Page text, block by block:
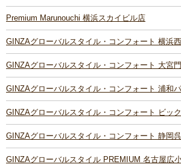
Premium Marunouchi 横浜スカイビル店
GINZAグローバルスタイル・コンフォート 横浜
GINZAグローバルスタイル・コンフォート 大宮
GINZAグローバルスタイル・コンフォート 浦和
GINZAグローバルスタイル・コンフォート ビッ
GINZAグローバルスタイル・コンフォート 静岡
GINZAグローバルスタイル PREMIUM 名古屋広